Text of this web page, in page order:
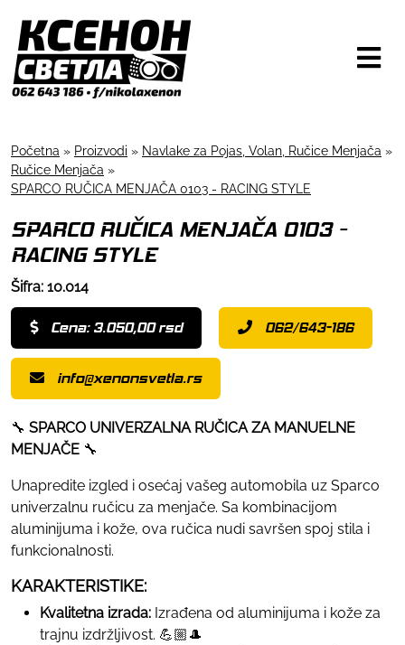
Početna » Proizvodi » Navlake za Pojas, Volan, Ručice Menjača »
Ručice Menjača »
SPARCO RUČICA MENJAČA 0103 - RACING STYLE
SPARCO RUČICA MENJAČA 0103 -
RACING STYLE
Šifra: 10.014
Cena: 3.050,00 rsd 062/643-186
info@xenonsvetla.rs
🔧 SPARCO UNIVERZALNA RUČICA ZA MANUELNE
MENJAČE 🔧
Unapredite izgled i osećaj vašeg automobila uz Sparco
univerzalnu ručicu za menjače. Sa kombinacijom
aluminijuma i kože, ova ručica nudi savršen spoj stila i
funkcionalnosti.
KARAKTERISTIKE:
Kvalitetna izrada: Izrađena od aluminijuma i kože za
trajnu izdržljivost. 💪🏼🎩